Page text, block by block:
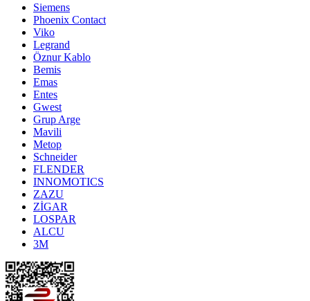
Siemens
Phoenix Contact
Viko
Legrand
Öznur Kablo
Bemis
Emas
Entes
Gwest
Grup Arge
Mavili
Metop
Schneider
FLENDER
INNOMOTICS
ZAZU
ZİGAR
LOSPAR
ALCU
3M